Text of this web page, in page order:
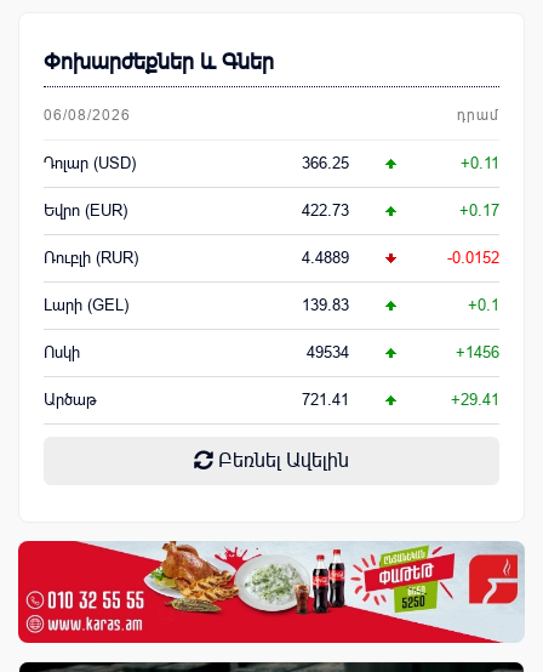
Փոխարժեքներ և Գներ
06/08/2026 դրամ
Դոլար (USD) 366.25 +0.11
Եվրո (EUR) 422.73 +0.17
Ռուբլի (RUR) 4.4889 -0.0152
Լարի (GEL) 139.83 +0.1
Ոսկի 49534 +1456
Արծաթ 721.41 +29.41
Բեռնել Ավելին